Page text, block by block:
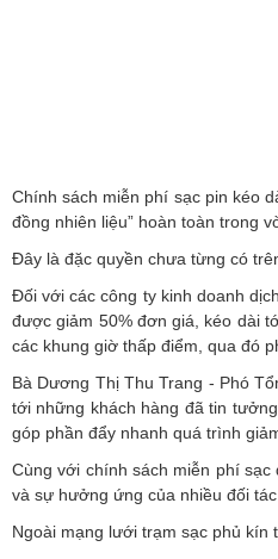
Chính sách miễn phí sạc pin kéo
đồng nhiên liệu” hoàn toàn trong
Đây là đặc quyền chưa từng có
Đối với các công ty kinh doanh
được giảm 50% đơn giá, kéo dài
các khung giờ thấp điểm, qua đó
Bà Dương Thị Thu Trang - Phó
tới những khách hàng đã tin
góp phần đẩy nhanh quá trình
Cùng với chính sách miễn phí
và sự hưởng ứng của nhiều đối
Ngoài mạng lưới trạm sạc phủ